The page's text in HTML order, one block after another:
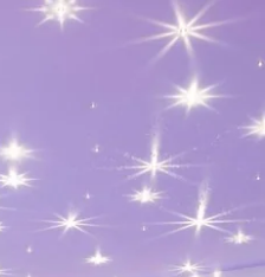
vous ?
hôtel :